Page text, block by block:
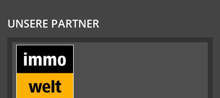
UNSERE PARTNER